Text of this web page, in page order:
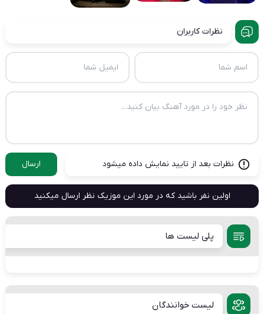
نظرات کاربران
نظرات بعد از تایید نمایش داده میشود ارسال
اولین نفر باشید که در مورد این موزیک نظر ارسال میکنید
پلی لیست ها
لیست خوانندگان